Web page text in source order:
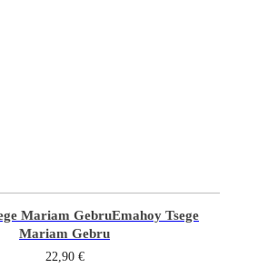
Mariam GebruEmahoy Tsege
Mariam Gebru
22,90 €